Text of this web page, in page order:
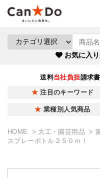
お気に入
送料当社負担請求書
注目のキーワード
業種別人気商品
HOME 大工・園芸用品
スプレーボトル２５０ｍｌ